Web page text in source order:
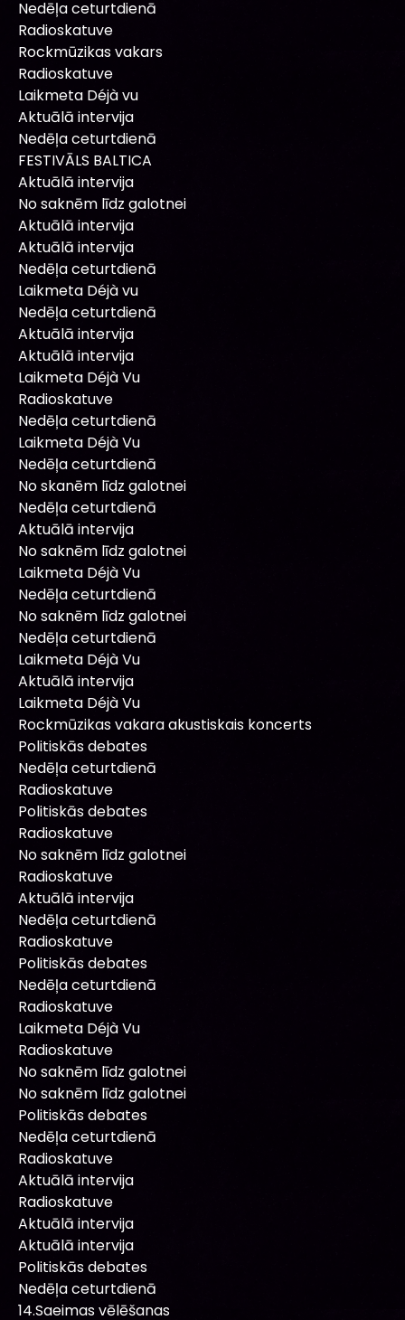
Nedēļa ceturtdienā
Radioskatuve
Rockmūzikas vakars
Radioskatuve
Laikmeta Déjà vu
Aktuālā intervija
Nedēļa ceturtdienā
FESTIVĀLS BALTICA
Aktuālā intervija
No saknēm līdz galotnei
Aktuālā intervija
Aktuālā intervija
Nedēļa ceturtdienā
Laikmeta Déjà vu
Nedēļa ceturtdienā
Aktuālā intervija
Aktuālā intervija
Laikmeta Déjà Vu
Radioskatuve
Nedēļa ceturtdienā
Laikmeta Déjà Vu
Nedēļa ceturtdienā
No skanēm līdz galotnei
Nedēļa ceturtdienā
Aktuālā intervija
No saknēm līdz galotnei
Laikmeta Déjà Vu
Nedēļa ceturtdienā
No saknēm līdz galotnei
Nedēļa ceturtdienā
Laikmeta Déjà Vu
Aktuālā intervija
Laikmeta Déjà Vu
Rockmūzikas vakara akustiskais koncerts
Politiskās debates
Nedēļa ceturtdienā
Radioskatuve
Politiskās debates
Radioskatuve
No saknēm līdz galotnei
Radioskatuve
Aktuālā intervija
Nedēļa ceturtdienā
Radioskatuve
Politiskās debates
Nedēļa ceturtdienā
Radioskatuve
Laikmeta Déjà Vu
Radioskatuve
No saknēm līdz galotnei
No saknēm līdz galotnei
Politiskās debates
Nedēļa ceturtdienā
Radioskatuve
Aktuālā intervija
Radioskatuve
Aktuālā intervija
Aktuālā intervija
Politiskās debates
Nedēļa ceturtdienā
14.Saeimas vēlēšanas